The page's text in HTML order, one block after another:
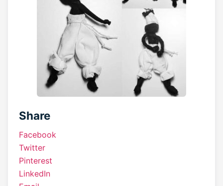
Share
Facebook
Twitter
Pinterest
LinkedIn